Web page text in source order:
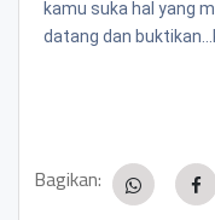
kamu suka hal yang
datang dan
Bagikan: